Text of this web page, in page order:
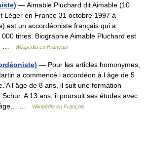
— Aimable Pluchard dit Aimable (10
Léger en France 31 octobre 1997 à
est un accordéoniste français qui a
titres. Biographie Aimable Pluchard est
…
Wikipédia en Français
— Pour les articles homonymes,
a commencé l accordéon à l âge de 5
A l âge de 8 ans, il suit une formation
A 13 ans, il poursuit ses études avec
âge… …
Wikipédia en Français